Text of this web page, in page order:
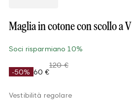
Maglia in cotone con scollo a
Soci risparmiano 10%
-50% 60 €
120 €
Vestibilità regolare